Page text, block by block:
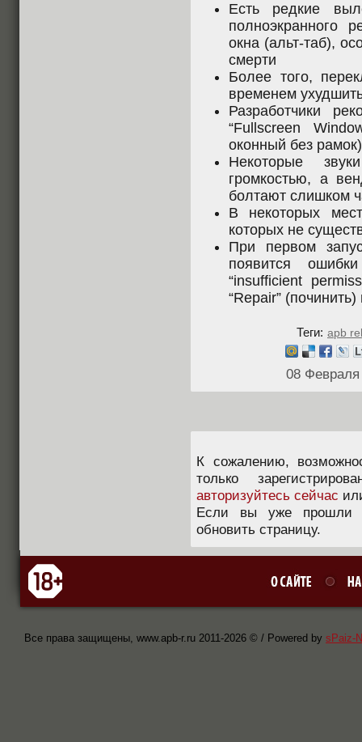
Есть редкие
полноэкранного
окна (альт-таб),
смерти
Более того,
временем
Разработчики
“Fullscreen
оконный без
Некоторые
громкостью, а
болтают слишком
В некоторых
которых не
При первом
появится
“insufficient
“Repair”
Теги: apb
08
К сожалению,
только
авторизуйтесь сейчас
Если вы уже прошли
обновить страницу.
Все права защищены, www.apb-r.ru 2011-2026 © / Powered by sPaiz-